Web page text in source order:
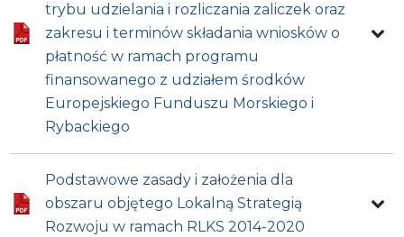
trybu udzielania i rozliczania zaliczek oraz
zakresu i terminów składania wniosków o
płatność w ramach programu
finansowanego z udziałem środków
Europejskiego Funduszu Morskiego i
Rybackiego
Podstawowe zasady i założenia dla
obszaru objętego Lokalną Strategią
Rozwoju w ramach RLKS 2014-2020